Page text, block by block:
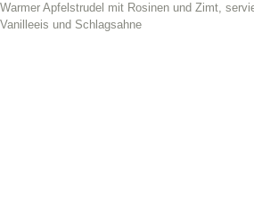
Warmer Apfelstrudel mit Rosinen und Zimt,
Vanilleeis und Schlagsahne